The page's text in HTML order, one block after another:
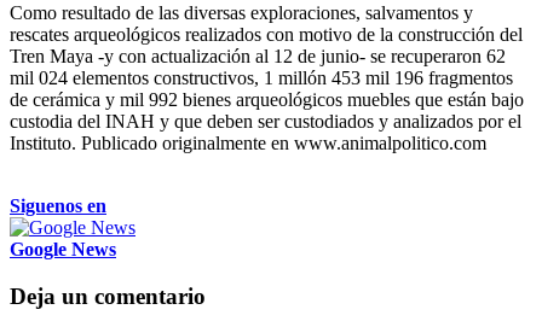
Como resultado de las diversas exploraciones, salvamentos y
rescates arqueológicos realizados con motivo de la construcción del
Tren Maya -y con actualización al 12 de junio- se recuperaron 62
mil 024 elementos constructivos, 1 millón 453 mil 196 fragmentos
de cerámica y mil 992 bienes arqueológicos muebles que están bajo
custodia del INAH y que deben ser custodiados y analizados por el
Instituto. Publicado originalmente en www.animalpolitico.com
Siguenos en
Google News
Deja un comentario